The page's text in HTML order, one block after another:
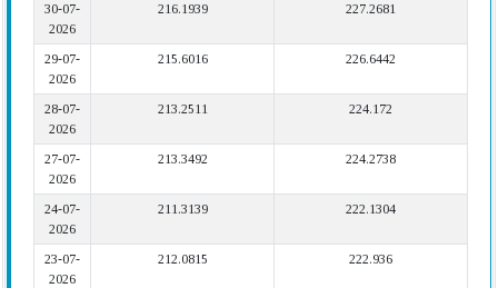
30-07-
2026
216.1939 227.2681
29-07-
2026
215.6016 226.6442
28-07-
2026
213.2511 224.172
27-07-
2026
213.3492 224.2738
24-07-
2026
211.3139 222.1304
23-07-
2026
212.0815 222.936